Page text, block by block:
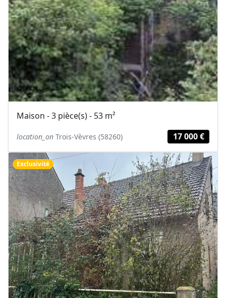
Maison - 3 pièce(s) - 53 m²
location_on Trois-Vèvres (58260) 17 000 €
Exclusivité